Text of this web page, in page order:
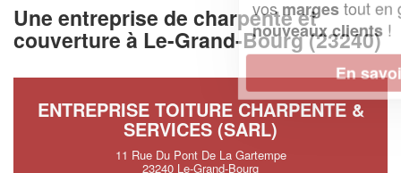
Une entreprise de charpente et
couverture à Le-Grand-Bourg (23240)
ENTREPRISE TOITURE CHARPENTE &
SERVICES (SARL)
11 Rue Du Pont De La Gartempe
23240 Le-Grand-Bourg
vos marges tout en gagnant de
nouveaux clients!
En savoir plus